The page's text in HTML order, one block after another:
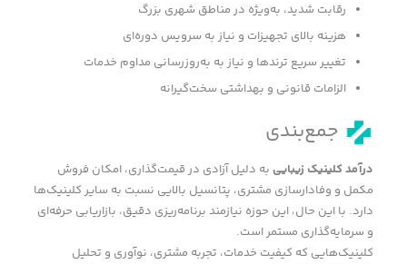
رقابت شدید، به‌ویژه در مناطق شهری بزرگ
هزینه بالای تجهیزات و نیاز به سرویس دوره‌ای
تغییر سریع ترندها و نیاز به به‌روزرسانی مداوم خدمات
الزامات قانونی و بهداشتی سخت‌گیرانه
جمع‌بندی
درآمد کلینیک زیبایی به دلیل آزادی در قیمت‌گذاری، امکان فروش
مکمل و وفادارسازی مشتری، پتانسیل بالایی نسبت به سایر کلینیک‌ها
دارد. با این حال، این حوزه نیازمند برنامه‌ریزی دقیق، بازاریابی حرفه‌ای
و سرمایه‌گذاری مستمر است.
کلینیک‌هایی که کیفیت خدمات، تجربه مشتری، نوآوری و تحلیل